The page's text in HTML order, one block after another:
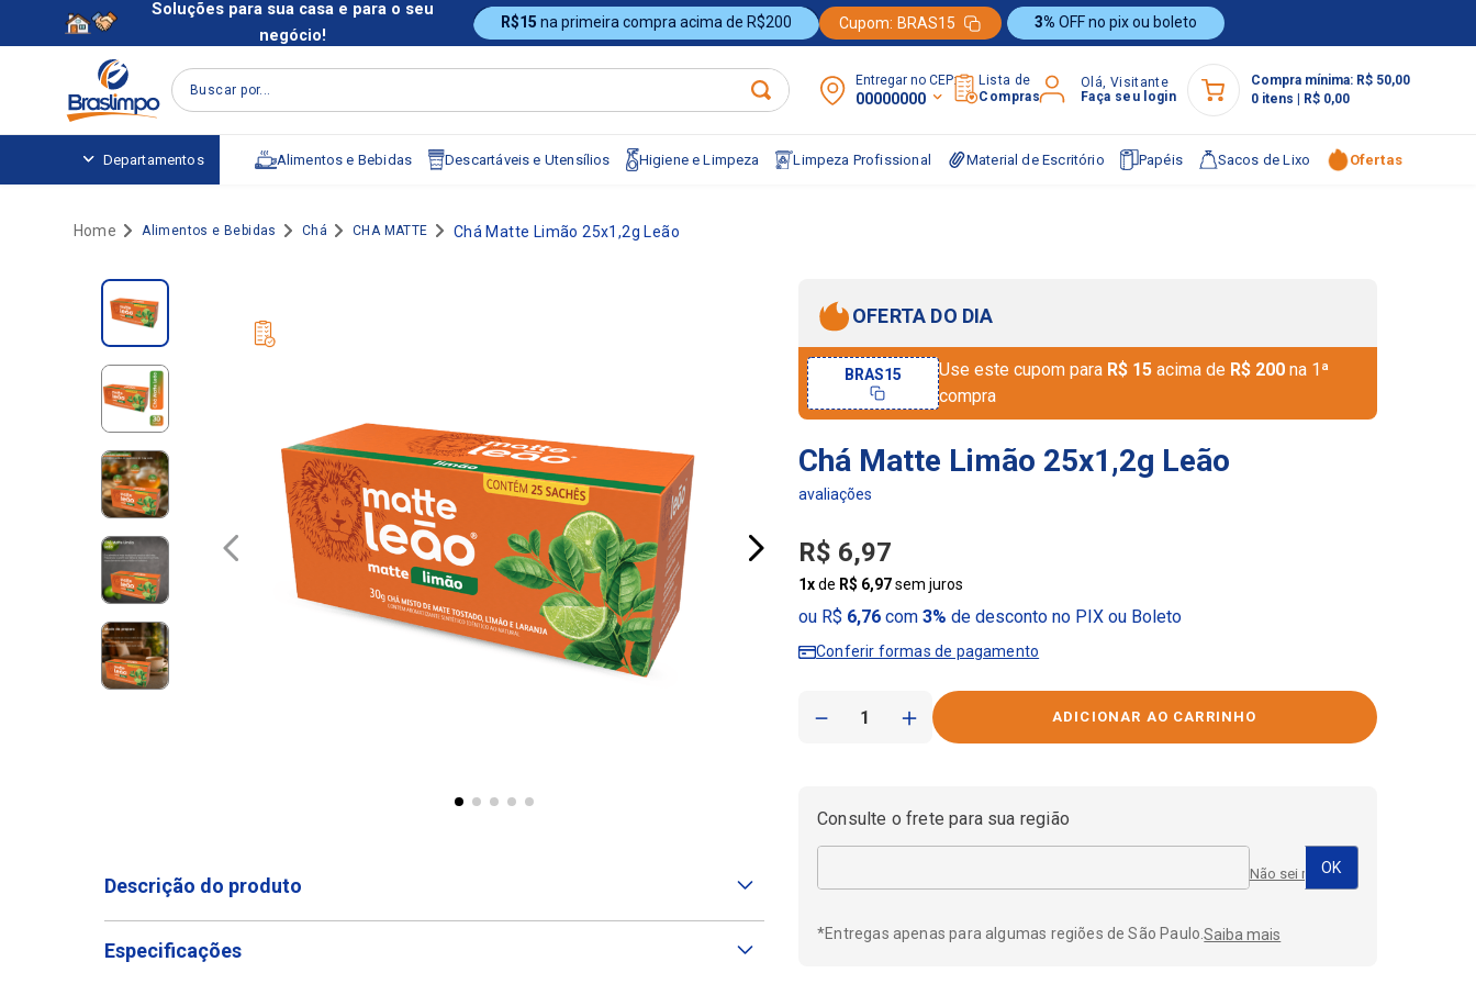
Soluções para sua casa e para o seu
negócio!
R$15 na primeira compra acima de R$200 Cupom: BRAS15 3% OFF no pix ou boleto
Buscar por... Entregar no CEP:
00000000
Lista de
Compras
Olá, Visitante
Faça seu login
Compra mínima: R$ 50,00
0 itens R$ 0,00
Departamentos Alimentos e Bebidas Descartáveis e Utensílios Higiene e Limpeza Limpeza Profissional Material de Escritório Papéis Sacos de Lixo Ofertas
Alimentos e Bebidas Chá CHA MATTE Chá Matte Limão 25x1,2g Leão
Descrição do produto
Especificações
OFERTA DO DIA
Use este cupom para R$ 15 acima de R$ 200 na 1ª
compra
BRAS15
Chá Matte Limão 25x1,2g Leão
R$ 6,97
1xde R$ 6,97sem juros
ou R$ 6,76 com3% de desconto no PIX ou Boleto
Conferir formas de pagamento
＋
－
Consulte o frete para sua região
Não sei meu CEP
*Entregas apenas para algumas regiões de São Paulo.Saiba mais